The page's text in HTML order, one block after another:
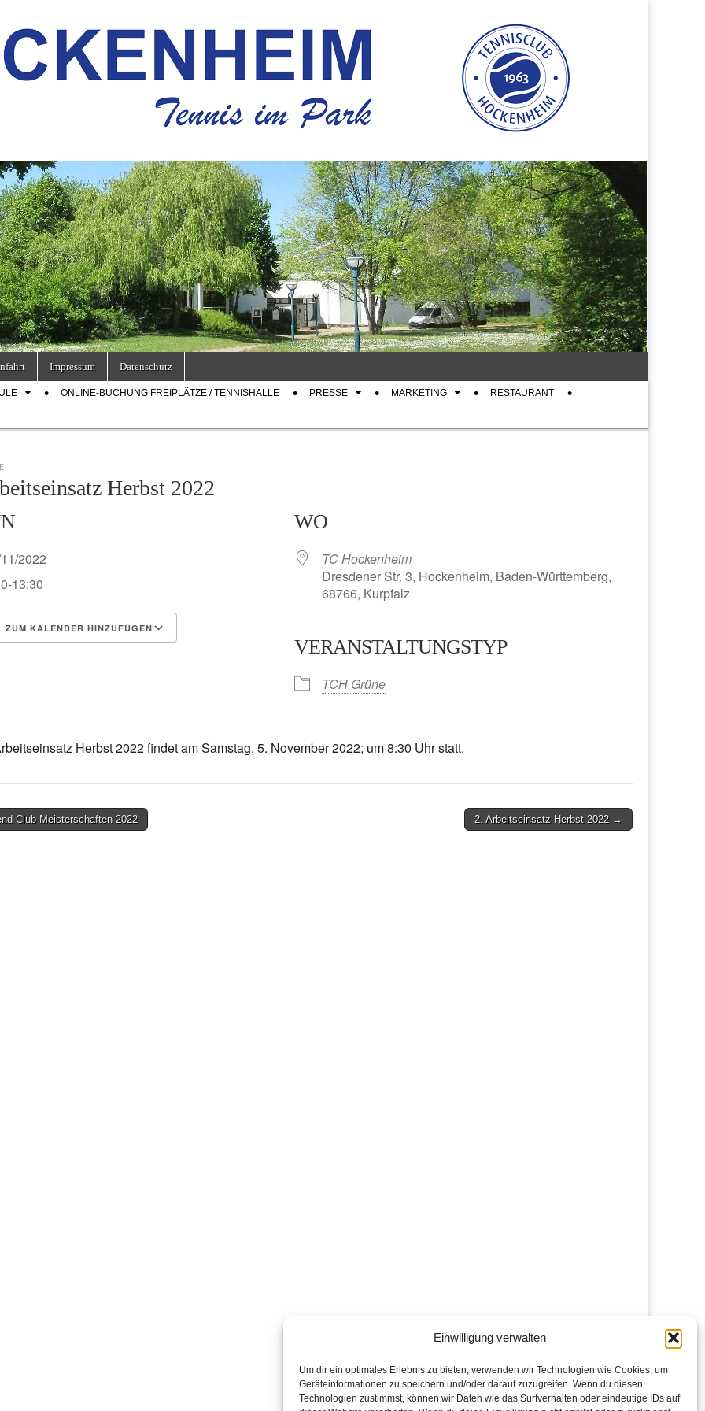
Einwilligung verwalten
Um dir ein optimales Erlebnis zu bieten, verwenden wir Technologien wie Cookies, um
Geräteinformationen zu speichern und/oder darauf zuzugreifen. Wenn du diesen
Technologien zustimmst, können wir Daten wie das Surfverhalten oder eindeutige IDs auf
Impressum Datenschutz
ONLINE-BUCHUNG FREIPLÄTZE / TENNISHALLE PRESSE MARKETING RESTAURANT
Herbst 2022
2022
13:30
ZUM KALENDER HINZUFÜGEN
iCalendar
WO
TC Hockenheim
Dresdener Str. 3, Hockenheim, Baden-Württemberg,
68766, Kurpfalz
VERANSTALTUNGSTYP
TCH Grüne
Herbst 2022 findet am Samstag, 5. November 2022; um 8:30 Uhr statt.
Club Meisterschaften 2022 2. Arbeitseinsatz Herbst 2022 →